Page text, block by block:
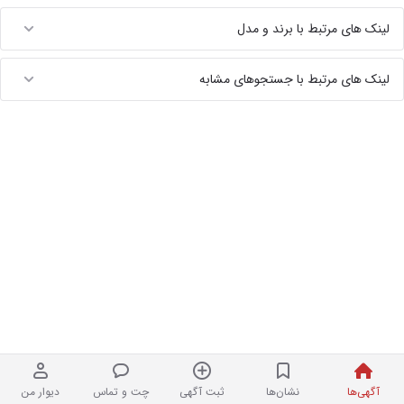
آگهی‌ها نشان‌ها ثبت آگهی چت و تماس دیوار من
لینک های مرتبط با برند و مدل
لینک های مرتبط با جستجوهای مشابه